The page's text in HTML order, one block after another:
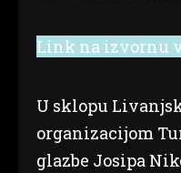
Link na izvornu
U sklopu
organizacijom
glazbe Josipa